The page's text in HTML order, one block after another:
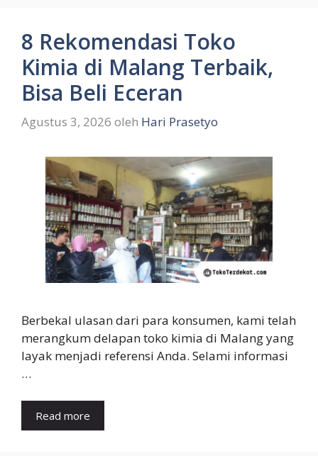
8 Rekomendasi Toko
Kimia di Malang Terbaik,
Bisa Beli Eceran
Agustus 3, 2026 oleh Hari Prasetyo
Berbekal ulasan dari para konsumen, kami telah
merangkum delapan toko kimia di Malang yang
layak menjadi referensi Anda. Selami informasi
…
Read more